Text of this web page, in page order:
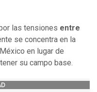
las tensiones entre
se concentra en la
en lugar de
su campo base.